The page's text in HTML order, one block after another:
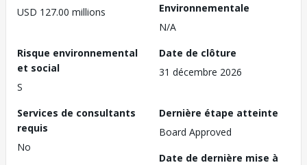
USD 127.00 millions
Environnementale
N/A
Risque environnemental
et social
S
Date de clôture
31 décembre 2026
Services de consultants
requis
No
Dernière étape atteinte
Board Approved
Date de dernière mise à